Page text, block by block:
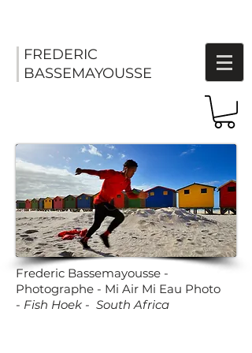
FREDERIC
BASSEMAYOUSSE
Frederic Bassemayousse -
Photographe - Mi Air Mi Eau Photo
- Fish Hoek - South Africa